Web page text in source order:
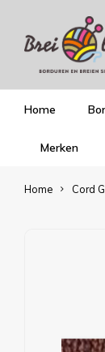
Home
Merken
Home Cord